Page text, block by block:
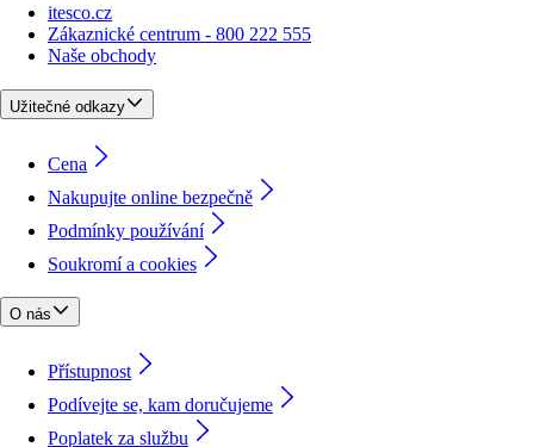
itesco.cz
Zákaznické centrum - 800 222 555
Naše obchody
Užitečné odkazy
Cena
Nakupujte online bezpečně
Podmínky používání
Soukromí a cookies
O nás
Přístupnost
Podívejte se, kam doručujeme
Poplatek za službu